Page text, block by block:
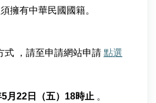
擁有中華民國國籍。
式 ，請至申請網站申請 點選
月22日（五）18時止 。